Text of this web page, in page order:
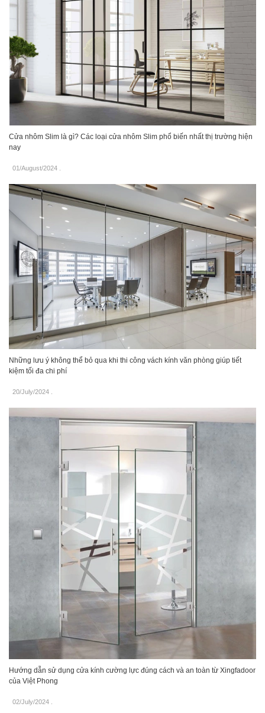
Cửa nhôm Slim là gì? Các loại cửa nhôm Slim phổ biến nhất thị trường hiện
nay
01/August/2024
Những lưu ý không thể bỏ qua khi thi công vách kính văn phòng giúp tiết
kiệm tối đa chi phí
20/July/2024
Hướng dẫn sử dụng cửa kính cường lực đúng cách và an toàn từ Xingfadoor
của Việt Phong
02/July/2024 .